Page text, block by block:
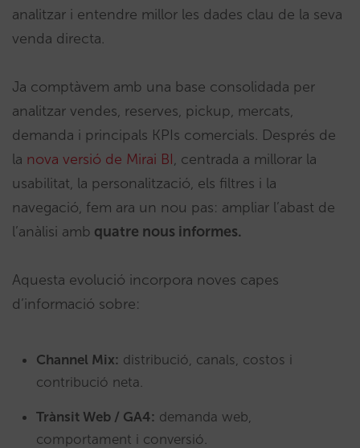
analitzar i entendre millor les dades clau de la seva
venda directa.
Ja comptàvem amb una base consolidada per
analitzar vendes, reserves, pickup, mercats,
demanda i principals KPIs comercials. Després de
la nova versió de Mirai BI, centrada a millorar la
usabilitat, la personalització, els filtres i la
navegació, fem ara un nou pas: ampliar l’abast de
l’anàlisi amb quatre nous informes.
Aquesta evolució incorpora noves capes
d’informació sobre:
Channel Mix: distribució, canals, costos i
contribució neta.
Trànsit Web / GA4: demanda web,
comportament i conversió.